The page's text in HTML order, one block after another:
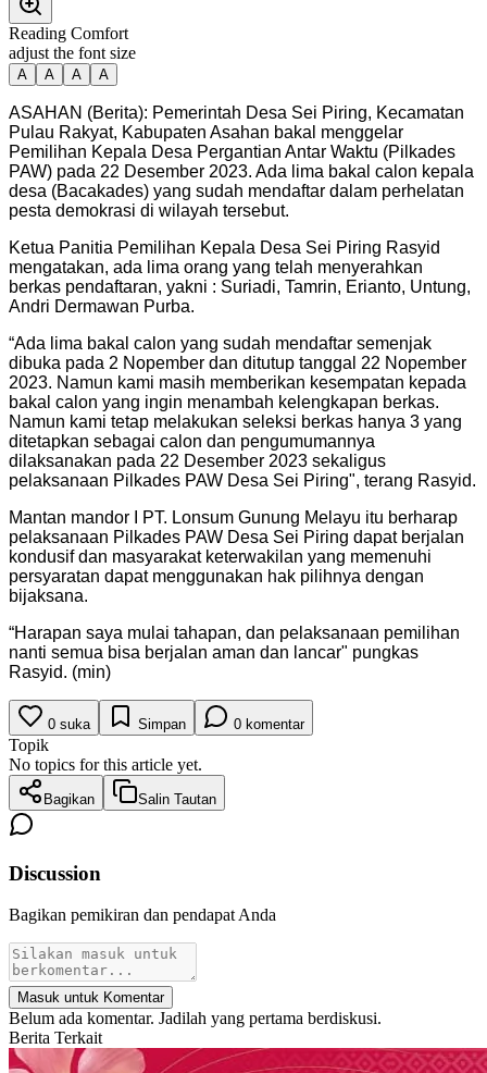
Reading Comfort
adjust the font size
A A A A
ASAHAN (Berita): Pemerintah Desa Sei Piring, Kecamatan
Pulau Rakyat, Kabupaten Asahan bakal menggelar
Pemilihan Kepala Desa Pergantian Antar Waktu (Pilkades
PAW) pada 22 Desember 2023. Ada lima bakal calon kepala
desa (Bacakades) yang sudah mendaftar dalam perhelatan
pesta demokrasi di wilayah tersebut.
Ketua Panitia Pemilihan Kepala Desa Sei Piring Rasyid
mengatakan, ada lima orang yang telah menyerahkan
berkas pendaftaran, yakni : Suriadi, Tamrin, Erianto, Untung,
Andri Dermawan Purba.
“Ada lima bakal calon yang sudah mendaftar semenjak
dibuka pada 2 Nopember dan ditutup tanggal 22 Nopember
2023. Namun kami masih memberikan kesempatan kepada
bakal calon yang ingin menambah kelengkapan berkas.
Namun kami tetap melakukan seleksi berkas hanya 3 yang
ditetapkan sebagai calon dan pengumumannya
dilaksanakan pada 22 Desember 2023 sekaligus
pelaksanaan Pilkades PAW Desa Sei Piring", terang Rasyid.
Mantan mandor I PT. Lonsum Gunung Melayu itu berharap
pelaksanaan Pilkades PAW Desa Sei Piring dapat berjalan
kondusif dan masyarakat keterwakilan yang memenuhi
persyaratan dapat menggunakan hak pilihnya dengan
bijaksana.
“Harapan saya mulai tahapan, dan pelaksanaan pemilihan
nanti semua bisa berjalan aman dan lancar" pungkas
Rasyid. (min)
0 suka Simpan 0 komentar
Topik
No topics for this article yet.
Bagikan Salin Tautan
Discussion
Bagikan pemikiran dan pendapat Anda
Masuk untuk Komentar
Belum ada komentar. Jadilah yang pertama berdiskusi.
Berita Terkait